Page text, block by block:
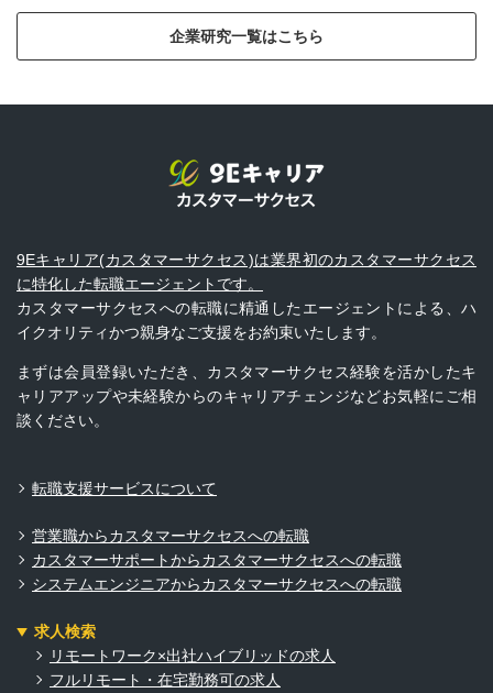
企業研究一覧はこちら
9Eキャリア(カスタマーサクセス)は業界初のカスタマーサクセス
に特化した転職エージェントです。
カスタマーサクセスへの転職に精通したエージェントによる、ハ
イクオリティかつ親身なご支援をお約束いたします。
まずは会員登録いただき、カスタマーサクセス経験を活かしたキ
ャリアアップや未経験からのキャリアチェンジなどお気軽にご相
談ください。
転職支援サービスについて
営業職からカスタマーサクセスへの転職
カスタマーサポートからカスタマーサクセスへの転職
システムエンジニアからカスタマーサクセスへの転職
求人検索
リモートワーク×出社ハイブリッドの求人
フルリモート・在宅勤務可の求人